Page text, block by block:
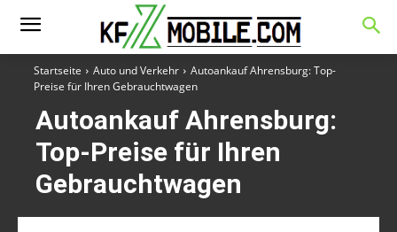
Startseite Auto und Verkehr
Autoankauf Ahrensburg: Top-
Preise für Ihren Gebrauchtwagen
Autoankauf Ahrensburg:
Top-Preise für Ihren
Gebrauchtwagen